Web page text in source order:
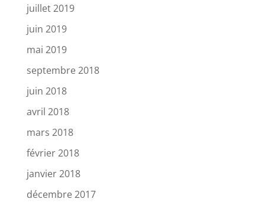
juillet 2019
juin 2019
mai 2019
septembre 2018
juin 2018
avril 2018
mars 2018
février 2018
janvier 2018
décembre 2017